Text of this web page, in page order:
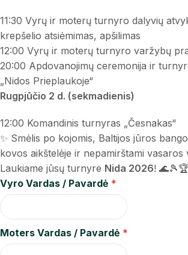
11:30 Vyrų ir moterų turnyro dalyvių
krepšelio atsiėmimas, apšilimas
12:00 Vyrų ir moterų turnyro varžybų
20:00 Apdovanojimų ceremonija ir
„Nidos Prieplaukoje“
Rugpjūčio 2 d. (sekmadienis)
12:00 Komandinis turnyras „Česnakas“
✨ Smėlis po kojomis, Baltijos jūros
kovos aikštelėje ir nepamirštami vasaros
Laukiame jūsų turnyre Nida 2026! 🌊🎾🏆
Vyro Vardas / Pavardė
Moters Vardas / Pavardė